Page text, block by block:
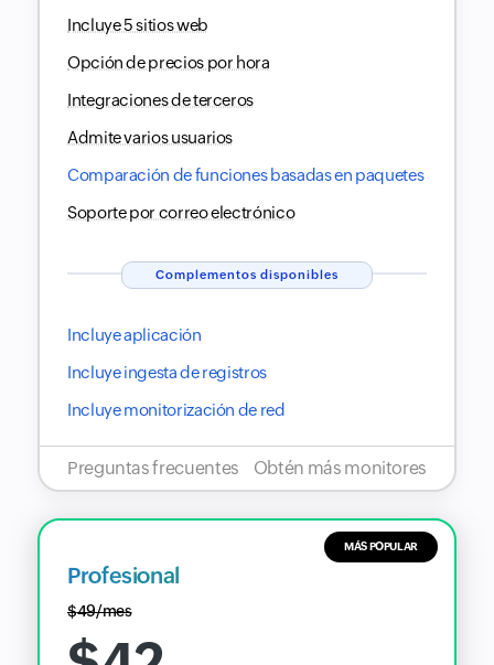
Incluye 5 sitios web
Opción de precios por hora
Integraciones de terceros
Admite varios usuarios
Comparación de funciones basadas en paquetes
Soporte por correo electrónico
Complementos disponibles
Incluye aplicación
Incluye ingesta de registros
Incluye monitorización de red
Preguntas frecuentes Obtén más monitores
MÁS POPULAR
Profesional
$49/mes